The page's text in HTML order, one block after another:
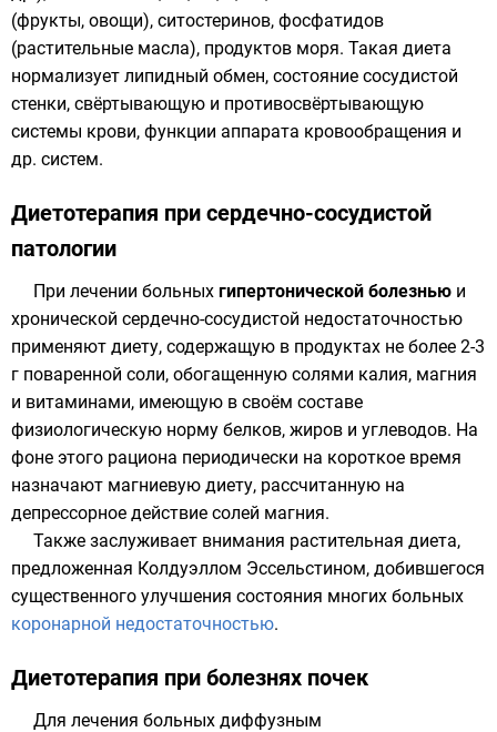
(фрукты, овощи), ситостеринов, фосфатидов
(растительные масла), продуктов моря. Такая диета
нормализует липидный обмен, состояние сосудистой
стенки, свёртывающую и противосвёртывающую
системы крови, функции аппарата кровообращения и
др. систем.
Диетотерапия при сердечно-сосудистой
патологии
При лечении больных гипертонической болезнью и
хронической сердечно-сосудистой недостаточностью
применяют диету, содержащую в продуктах не более 2-3
г поваренной соли, обогащенную солями калия, магния
и витаминами, имеющую в своём составе
физиологическую норму белков, жиров и углеводов. На
фоне этого рациона периодически на короткое время
назначают магниевую диету, рассчитанную на
депрессорное действие солей магния.
Также заслуживает внимания растительная диета,
предложенная Колдуэллом Эссельстином, добившегося
существенного улучшения состояния многих больных
коронарной недостаточностью.
Диетотерапия при болезнях почек
Для лечения больных диффузным